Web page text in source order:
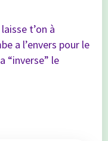
t’on à
a l’envers pour le
“inverse” le